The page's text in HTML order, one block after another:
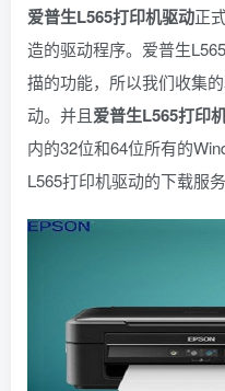
爱普生L565打印机驱动正
造的驱动程序。爱普生
描的功能，所以我们收集
动。并且爱普生L565打印
内的32位和64位所有的
L565打印机驱动的下载服